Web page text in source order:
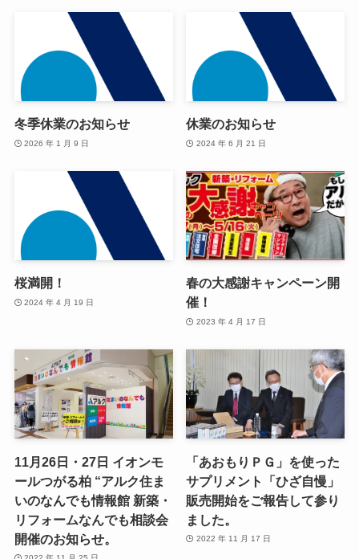
冬季休業のお知らせ
2026 年 1 月 9 日
休業のお知らせ
2024 年 6 月 21 日
桜満開！
2024 年 4 月 19 日
春の大感謝キャンペーン開
催！
2023 年 4 月 17 日
11月26日・27日 イオンモ
ールつがる柏 “アルク住ま
いのなんでも情報館 新築・
リフォームなんでも相談会
開催のお知らせ。
「あおもりＰＧ」を使った
サプリメント「ひざ自慢」
販売開始をご報告して参り
ました。
2022 年 11 月 17 日